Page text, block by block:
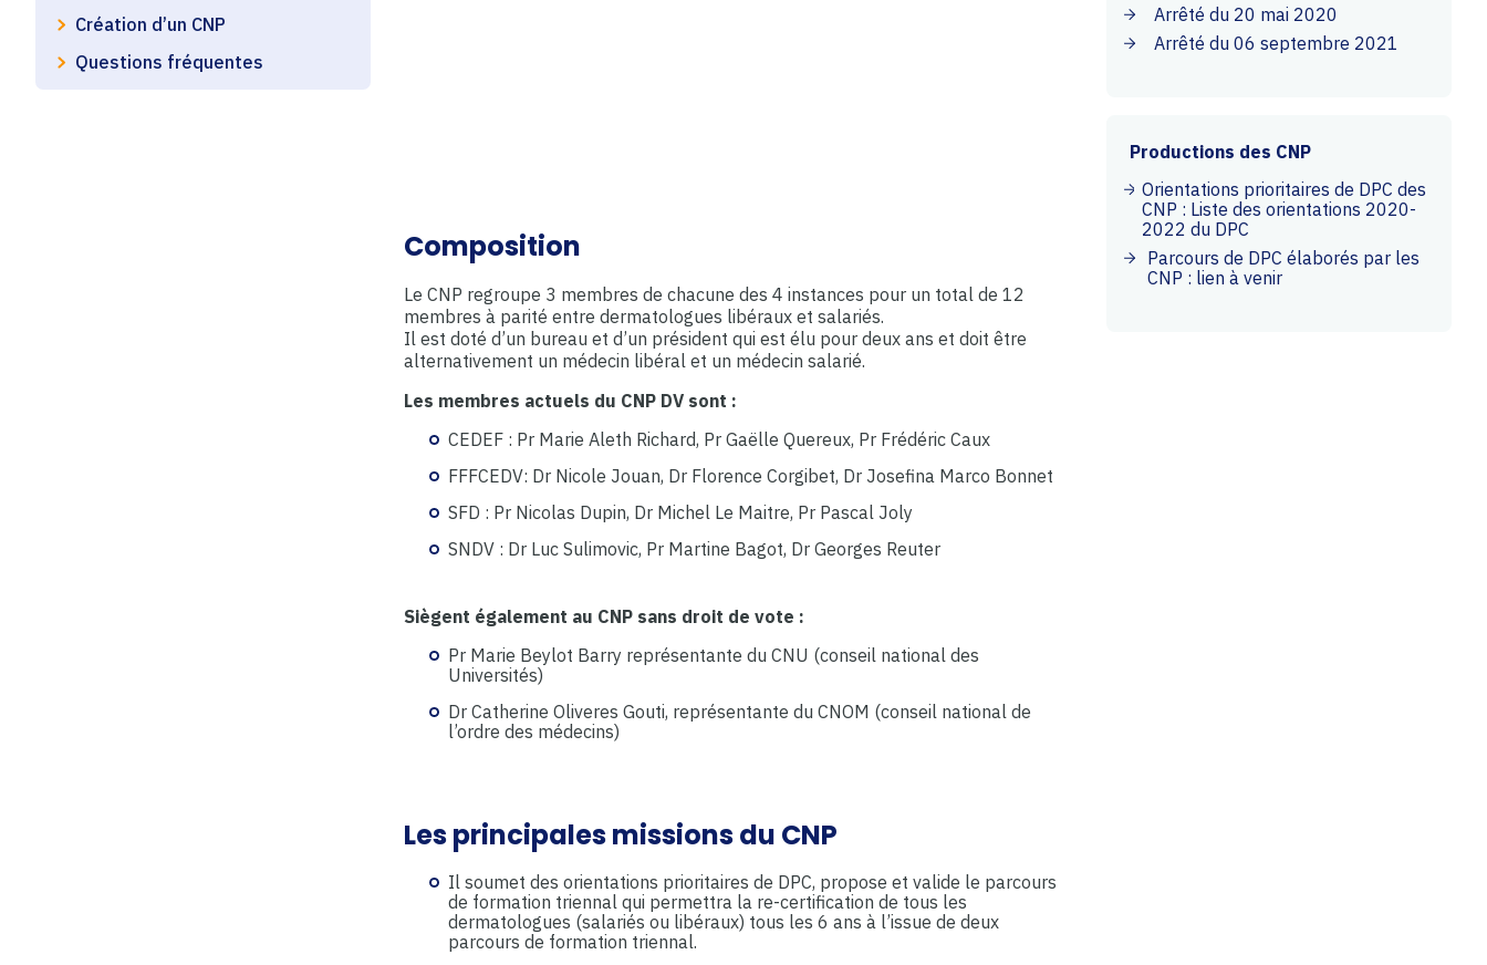
Création d’un CNP
Questions fréquentes
Composition
Le CNP regroupe 3 membres de chacune des 4 instances pour un total de 12
membres à parité entre dermatologues libéraux et salariés.
Il est doté d’un bureau et d’un président qui est élu pour deux ans et doit être
alternativement un médecin libéral et un médecin salarié.
Les membres actuels du CNP DV sont :
CEDEF : Pr Marie Aleth Richard, Pr Gaëlle Quereux, Pr Frédéric Caux
FFFCEDV: Dr Nicole Jouan, Dr Florence Corgibet, Dr Josefina Marco Bonnet
SFD : Pr Nicolas Dupin, Dr Michel Le Maitre, Pr Pascal Joly
SNDV : Dr Luc Sulimovic, Pr Martine Bagot, Dr Georges Reuter
Siègent également au CNP sans droit de vote :
Pr Marie Beylot Barry représentante du CNU (conseil national des
Universités)
Dr Catherine Oliveres Gouti, représentante du CNOM (conseil national de
l’ordre des médecins)
Les principales missions du CNP
Il soumet des orientations prioritaires de DPC, propose et valide le parcours
de formation triennal qui permettra la re-certification de tous les
dermatologues (salariés ou libéraux) tous les 6 ans à l’issue de deux
parcours de formation triennal.
Arrêté du 20 mai 2020
Arrêté du 06 septembre 2021
Productions des CNP
Orientations prioritaires de DPC des
CNP : Liste des orientations 2020-
2022 du DPC
Parcours de DPC élaborés par les
CNP : lien à venir